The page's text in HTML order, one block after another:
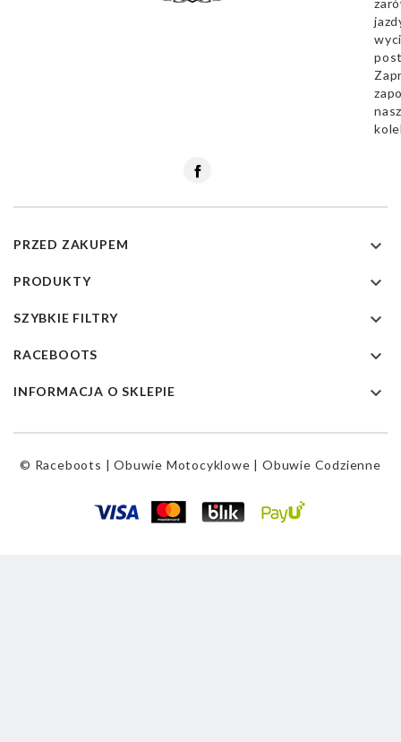
PRZED ZAKUPEM 
PRODUKTY 
SZYBKIE FILTRY 
RACEBOOTS 
INFORMACJA O SKLEPIE 
© Raceboots | Obuwie Motocyklowe | Obuwie Codzienne